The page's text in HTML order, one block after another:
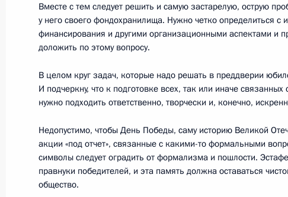
Утверждён состав рабочей группы по
по увековечиванию памяти жертв
Заседание президиума Совета по
6 декабря 2018 года, 14:00 Москва, Кремль
Вместе с тем следует решить и самую застарелую, острую
у него своего фондохранилища. Нужно четко определиться с
финансирования и другими организационными аспектами и
доложить по этому вопросу.
В целом круг задач, которые надо решать в преддверии
И подчеркну, что к подготовке всех, так или иначе
нужно подходить ответственно, творчески и, конечно,
Недопустимо, чтобы День Победы, саму историю Великой
акции «под отчет», связанные с какими-то формальными
символы следует оградить от формализма и пошлости.
правнуки победителей, и эта память должна оставаться
общество.